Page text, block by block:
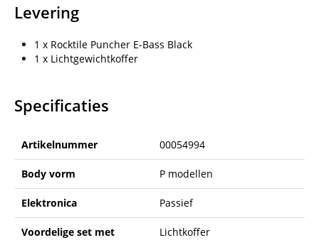
Levering
1 x Rocktile Puncher E-Bass Black
1 x Lichtgewichtkoffer
Specificaties
Artikelnummer 00054994
Body vorm P modellen
Elektronica Passief
Voordelige set met Lichtkoffer